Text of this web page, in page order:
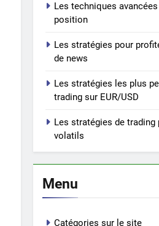
Les techniques
position
Les stratégies pour
de news
Les stratégies les plus
trading sur EUR/USD
Les stratégies de trading
volatils
Menu
Catégories sur le site